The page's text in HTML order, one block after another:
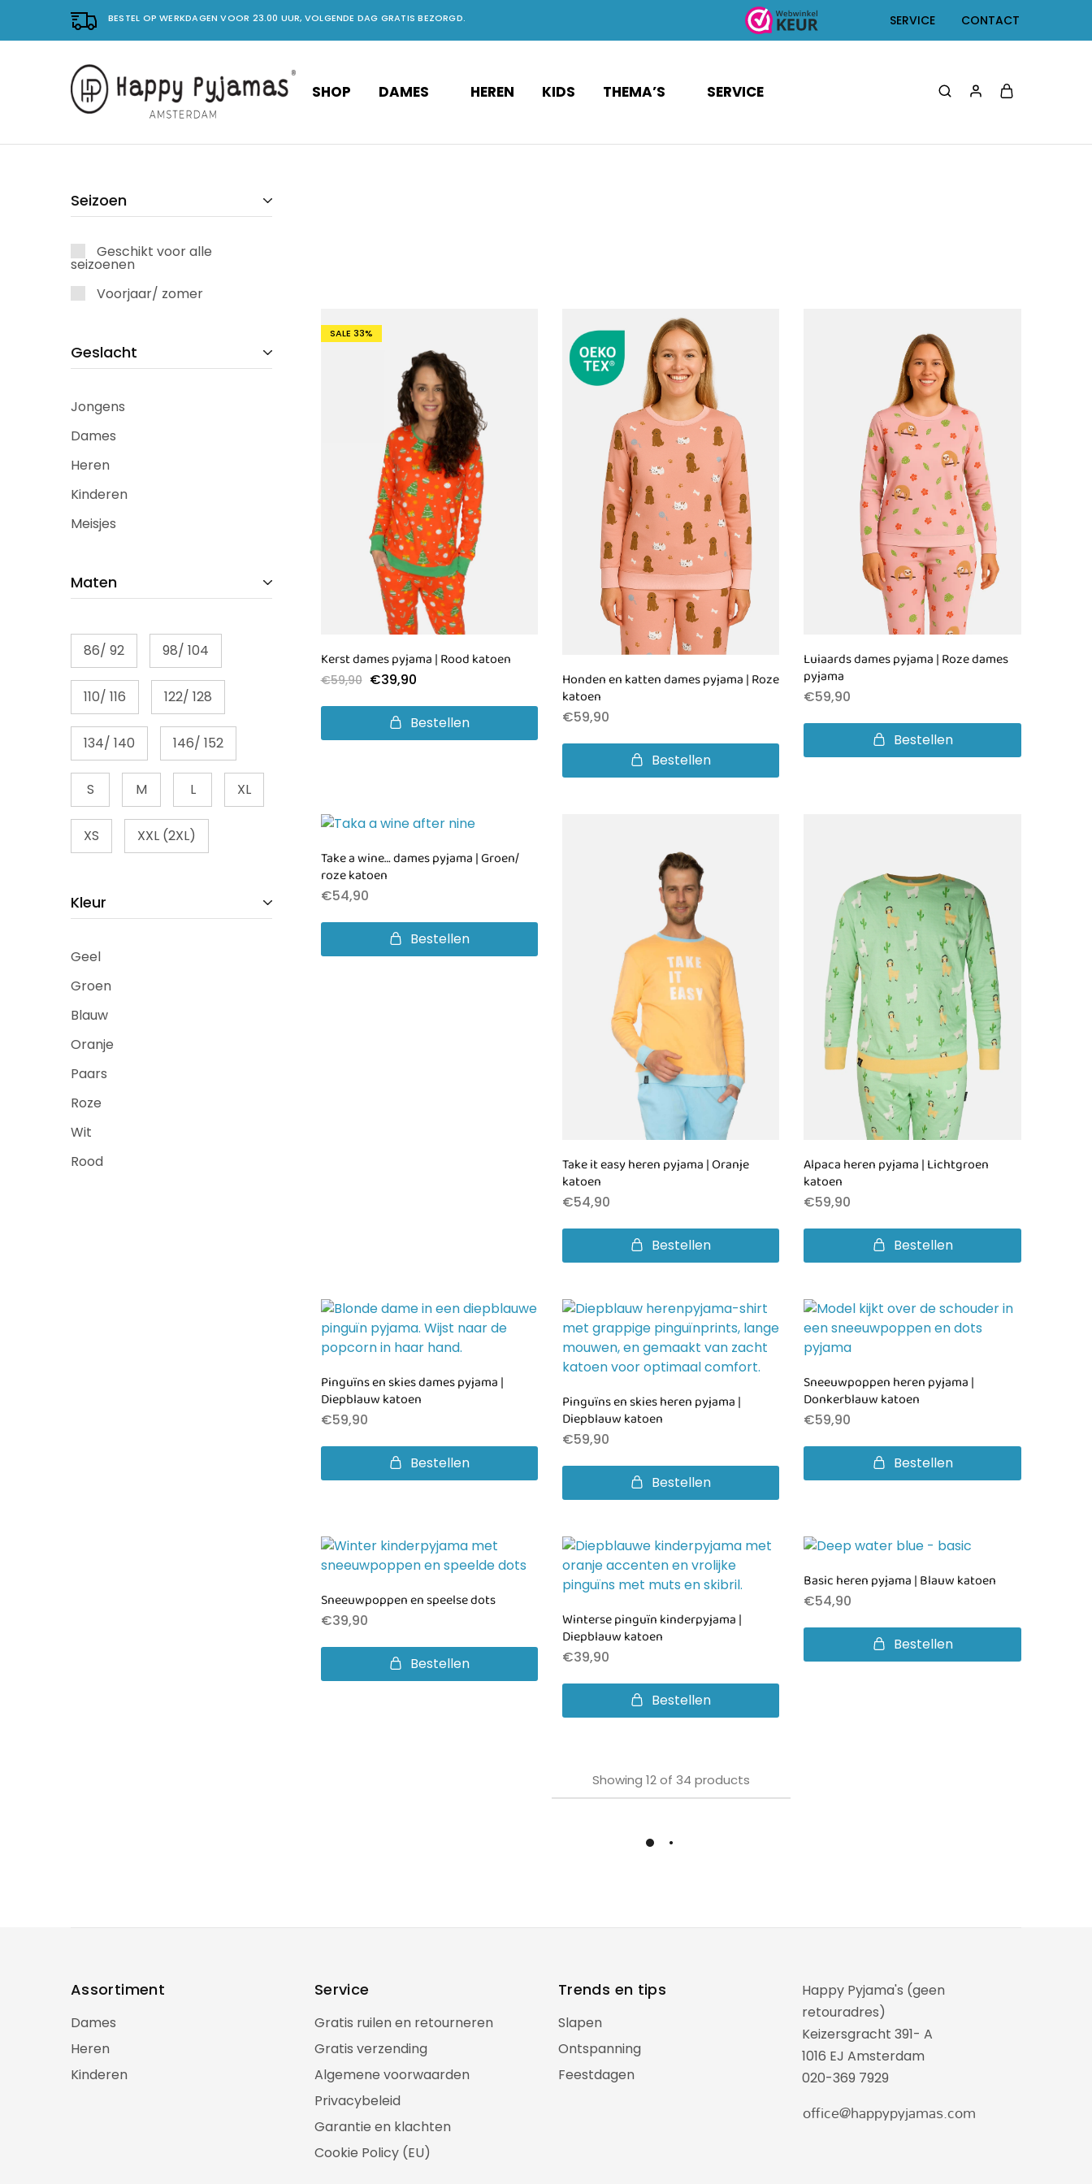
BESTEL OP WERKDAGEN VOOR 23.00 UUR, VOLGENDE DAG GRATIS BEZORGD. SERVICE CONTACT
Happy
Pyjama's
No.
pyjama's.
SHOP DAMES HEREN KIDS THEMA’S SERVICE
SALE 33%
Kerst dames pyjama | Rood katoen
€59,90 €39,90
Bestellen
Honden en katten dames pyjama | Roze
katoen
€59,90
Bestellen
Luiaards dames pyjama | Roze dames
pyjama
€59,90
Bestellen
Take a wine… dames pyjama | Groen/
roze katoen
€54,90
Bestellen
Take it easy heren pyjama | Oranje
katoen
€54,90
Bestellen
Alpaca heren pyjama | Lichtgroen
katoen
€59,90
Bestellen
Pinguïns en skies dames pyjama |
Diepblauw katoen
€59,90
Bestellen
Pinguïns en skies heren pyjama |
Diepblauw katoen
€59,90
Bestellen
Sneeuwpoppen heren pyjama |
Donkerblauw katoen
€59,90
Bestellen
Sneeuwpoppen en speelse dots
€39,90
Bestellen
Winterse pinguïn kinderpyjama |
Diepblauw katoen
€39,90
Bestellen
Basic heren pyjama | Blauw katoen
€54,90
Bestellen
Showing 12of 34 products
Load More
Seizoen
Geschikt voor alle
seizoenen
Voorjaar/ zomer
Geslacht
Jongens
Dames
Heren
Kinderen
Meisjes
Maten
86/ 92 98/ 104
110/ 116 122/ 128
134/ 140 146/ 152
S M L XL
XS XXL (2XL)
Kleur
Geel
Groen
Blauw
Oranje
Paars
Roze
Wit
Rood
Assortiment
Dames
Heren
Kinderen
Service
Gratis ruilen en retourneren
Gratis verzending
Algemene voorwaarden
Privacybeleid
Garantie en klachten
Cookie Policy (EU)
Trends en tips
Slapen
Ontspanning
Feestdagen
Happy Pyjama's (geen
retouradres)
Keizersgracht 391- A
1016 EJ Amsterdam
020-369 7929